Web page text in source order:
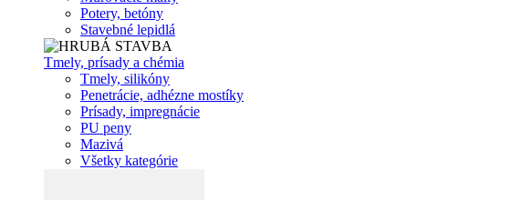
Potery, betóny
Stavebné lepidlá
Tmely, prísady a chémia
Tmely, silikóny
Penetrácie, adhézne mostíky
Prísady, impregnácie
PU peny
Mazivá
Všetky kategórie